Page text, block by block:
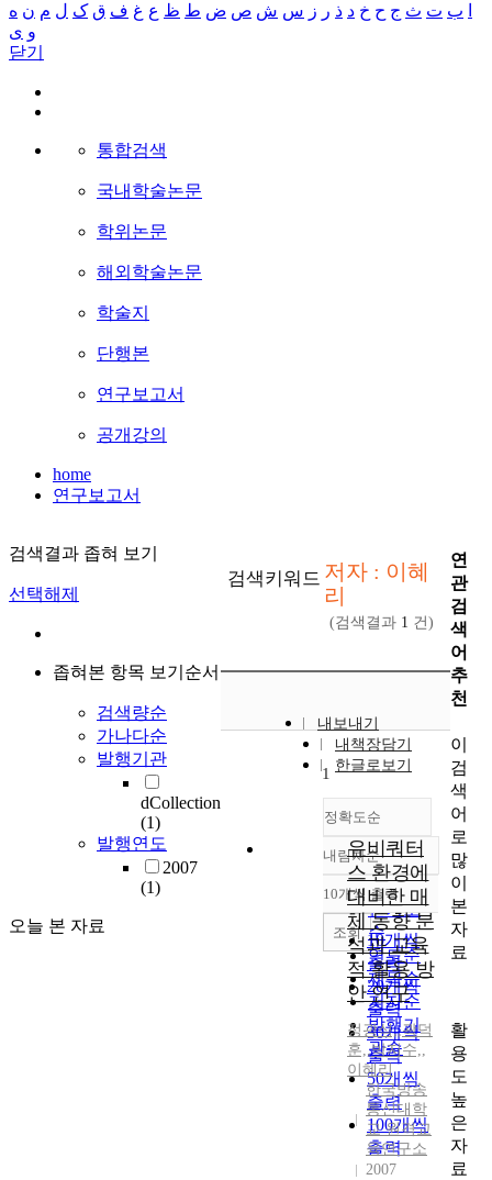
ب ت ث ج ح خ د ذ ر ز س ش ص ض ط ظ ع غ ف ق ک ل م ن ه
و ی
닫기
통합검색
국내학술논문
학위논문
해외학술논문
학술지
단행본
연구보고서
공개강의
home
연구보고서
검색결과 좁혀 보기
선택해제
좁혀본 항목 보기순서
검색량순
가나다순
발행기관
dCollection
(1)
발행연도
2007
(1)
오늘 본 자료
검색키워드 저자 : 이혜
리
(검색결과 1 건)
내보내기
내책장담기
한글로보기
정확도순
정확도
순
인기도
순
연도순
제목순
저자순
발행기
관순
내림차순
내림차순
10개씩 출력
10개씩
출력
20개씩
출력
30개씩
출력
50개씩
출력
100개씩
출력
조회
1
유비쿼터
스 환경에
대비한 매
체 동향 분
석과 교육
적 활용 방
안 연구
정광식,,곽덕
훈,,박지수,,
이혜리
한국방송
통신대학
교 원격교
육연구소
2007
연
관
검
색
어
추
천
이
검
색
어
로
많
이
본
자
료
활
용
도
높
은
자
료